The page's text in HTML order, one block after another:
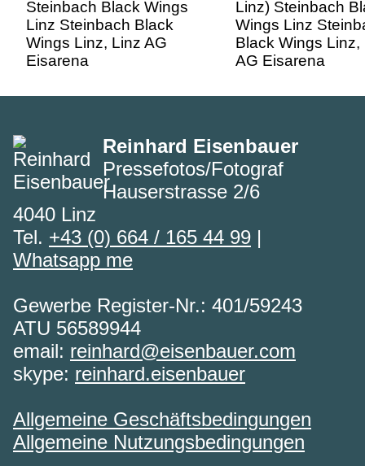
Reinhard Eisenbauer
Pressefotos/Fotograf
Hauserstrasse 2/6
4040 Linz
Tel. +43 (0) 664 / 165 44 99 |
Whatsapp me
Gewerbe Register-Nr.: 401/59243
ATU 56589944
email: reinhard@eisenbauer.com
skype: reinhard.eisenbauer
Allgemeine Geschäftsbedingungen
Allgemeine Nutzungsbedingungen